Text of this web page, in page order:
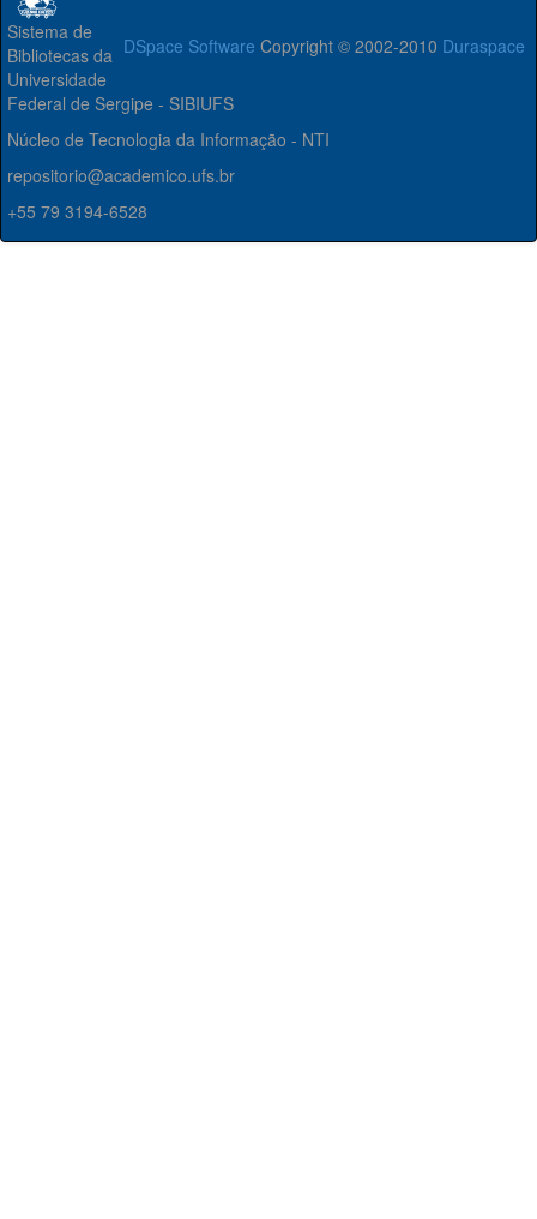
DSpace Software Copyright © 2002-2010 Duraspace
Sistema de
Bibliotecas da
Universidade
Federal de Sergipe - SIBIUFS
Núcleo de Tecnologia da Informação - NTI
repositorio@academico.ufs.br
+55 79 3194-6528